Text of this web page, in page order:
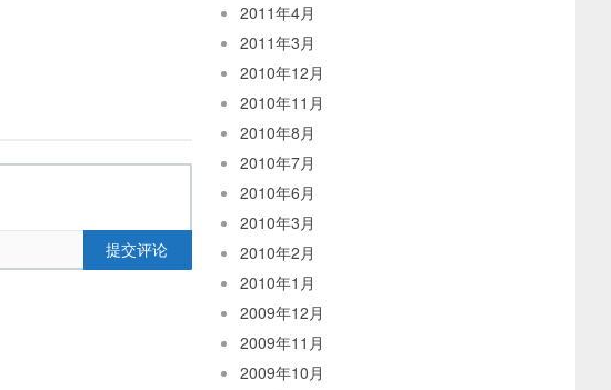
提交评论
2011年4月
2011年3月
2010年12月
2010年11月
2010年8月
2010年7月
2010年6月
2010年3月
2010年2月
2010年1月
2009年12月
2009年11月
2009年10月